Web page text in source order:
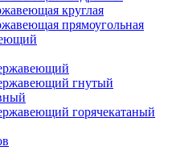
круглая
прямоугольная
гнутый
горячекатаный